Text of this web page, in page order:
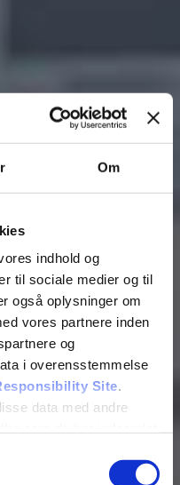
Om
indhold og
til sociale medier og til
også oplysninger om
vores partnere inden
og
i overensstemmelse
Site.
data med andre